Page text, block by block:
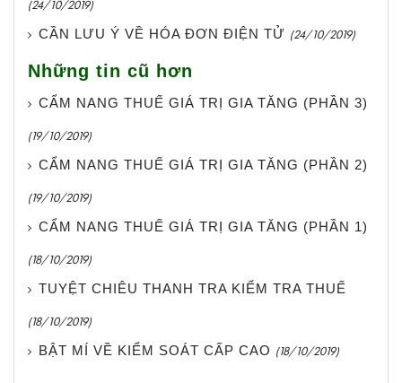
(24/10/2019)
CẦN LƯU Ý VỀ HÓA ĐƠN ĐIỆN TỬ (24/10/2019)
Những tin cũ hơn
CẨM NANG THUẾ GIÁ TRỊ GIA TĂNG (PHẦN 3)
(19/10/2019)
CẨM NANG THUẾ GIÁ TRỊ GIA TĂNG (PHẦN 2)
(19/10/2019)
CẨM NANG THUẾ GIÁ TRỊ GIA TĂNG (PHẦN 1)
(18/10/2019)
TUYỆT CHIÊU THANH TRA KIỂM TRA THUẾ
(18/10/2019)
BẬT MÍ VỀ KIỂM SOÁT CẤP CAO (18/10/2019)